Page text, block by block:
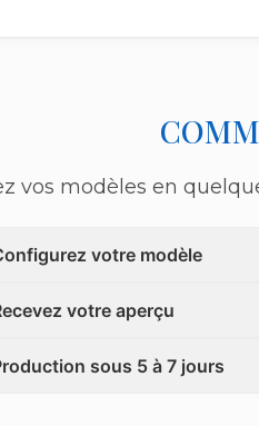
vos modèles en
votre modèle
votre aperçu
sous 5 à 7 jours